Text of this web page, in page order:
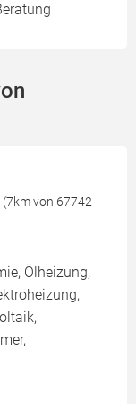
von 67742
Ölheizung,